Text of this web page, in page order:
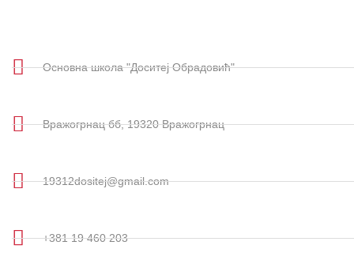
Основна школа "Доситеј Обрадовић"
Вражогрнац бб, 19320 Вражогрнац
19312dositej@gmail.com
+381 19 460 203